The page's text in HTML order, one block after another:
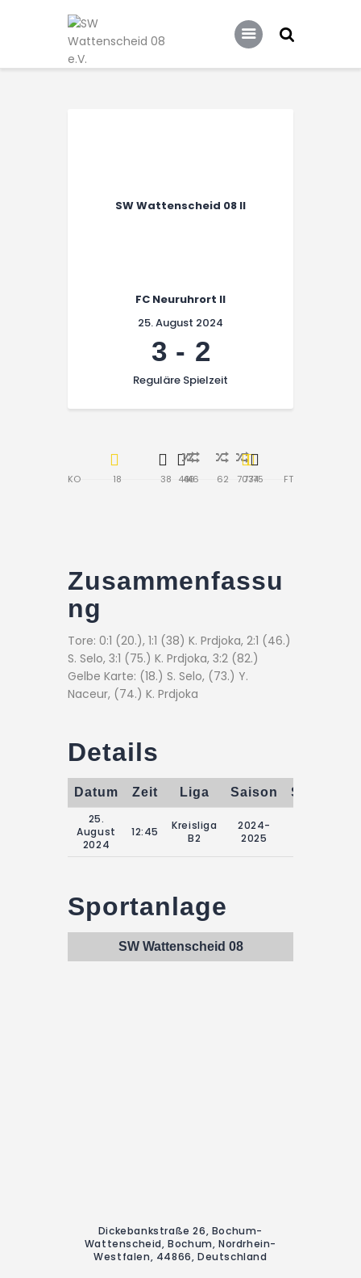
Home
Leitbild
Aktuelles
SW Wattenscheid 08 II
FC Neuruhrort II
25. August 2024
3- 2
Reguläre Spielzeit
KO 18 38 46
46
46 62 70737475 FT
Zusammenfassu
ng
Tore: 0:1 (20.), 1:1 (38) K. Prdjoka, 2:1 (46.)
S. Selo, 3:1 (75.) K. Prdjoka, 3:2 (82.)
Gelbe Karte: (18.) S. Selo, (73.) Y.
Naceur, (74.) K. Prdjoka
Details
Datum Zeit Liga Saison Spieltag
25.
August
2024
12:45
Kreisliga
B2
2024-
2025
Sportanlage
SW Wattenscheid 08
Dickebankstraße 26, Bochum-
Wattenscheid, Bochum, Nordrhein-
Westfalen, 44866, Deutschland